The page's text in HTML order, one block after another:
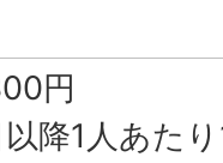
円
以降1人あた